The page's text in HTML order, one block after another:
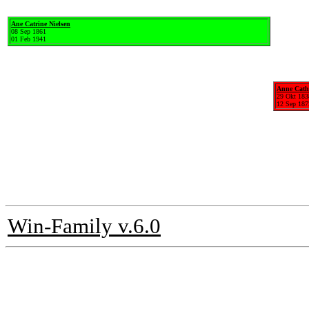
Ane Catrine Nielsen
08 Sep 1861
01 Feb 1941
Anne
29 Okt
12 Sep
Win-Family v.6.0